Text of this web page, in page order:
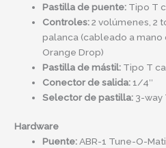
Pastilla de puente: Tipo T
Controles:2 volúmenes, 2
palanca (cableado a
Orange Drop)
Pastilla de mástil: Tipo T
Conector de salida:1/4″
Selector de pastilla: 3-way
Hardware
Puente: ABR-1 Tune-O-